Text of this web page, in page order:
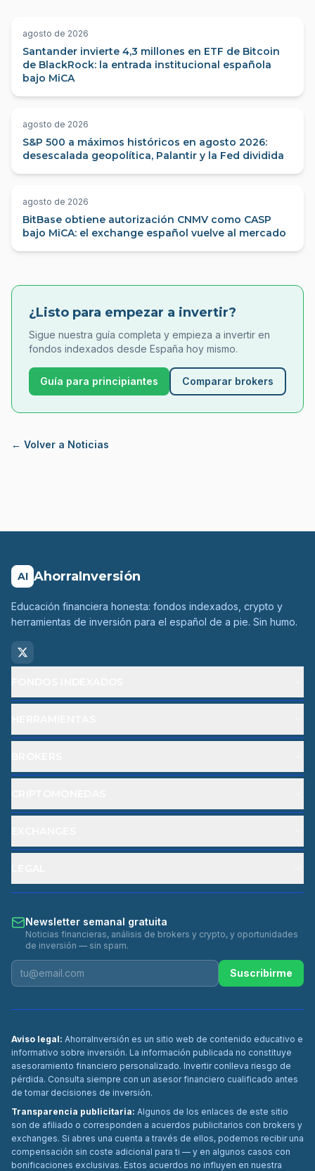
agosto de 2026
Santander invierte 4,3 millones en ETF de Bitcoin
de BlackRock: la entrada institucional española
bajo MiCA
agosto de 2026
S&P 500 a máximos históricos en agosto 2026:
desescalada geopolítica, Palantir y la Fed dividida
agosto de 2026
BitBase obtiene autorización CNMV como CASP
bajo MiCA: el exchange español vuelve al mercado
¿Listo para empezar a invertir?
Sigue nuestra guía completa y empieza a invertir en
fondos indexados desde España hoy mismo.
Guía para principiantes Comparar brokers
← Volver a Noticias
AI AhorraInversión
Educación financiera honesta: fondos indexados, crypto y
herramientas de inversión para el español de a pie. Sin humo.
Newsletter semanal gratuita
Noticias financieras, análisis de brokers y crypto, y oportunidades
de inversión — sin spam.
Suscribirme
Aviso legal: AhorraInversión es un sitio web de contenido educativo e
informativo sobre inversión. La información publicada no constituye
asesoramiento financiero personalizado. Invertir conlleva riesgo de
pérdida. Consulta siempre con un asesor financiero cualificado antes
de tomar decisiones de inversión.
Transparencia publicitaria: Algunos de los enlaces de este sitio
son de afiliado o corresponden a acuerdos publicitarios con brokers y
exchanges. Si abres una cuenta a través de ellos, podemos recibir una
compensación sin coste adicional para ti — y en algunos casos con
bonificaciones exclusivas. Estos acuerdos no influyen en nuestra